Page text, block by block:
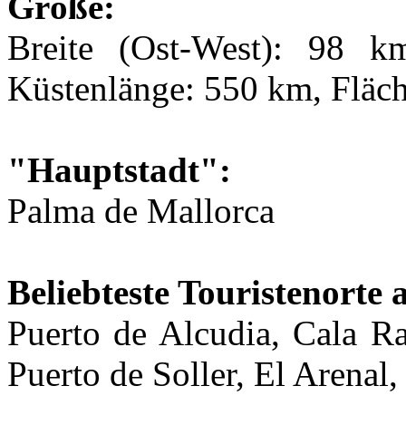
Breite (Ost-West): 98
Küstenlänge: 550 km,
"Hauptstadt":
Palma de Mallorca
Beliebteste Touristenorte
Puerto de Alcudia, Cala
Puerto de Soller, El Arenal,